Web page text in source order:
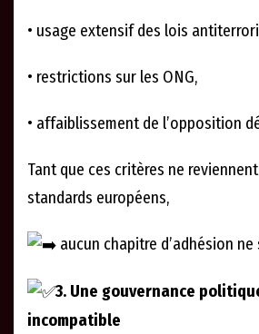
• usage extensif des lois
• restrictions sur les ONG,
• affaiblissement de l’opposition
Tant que ces critères ne
standards européens,
aucun chapitre d’adhésion
3. Une gouvernance
incompatible